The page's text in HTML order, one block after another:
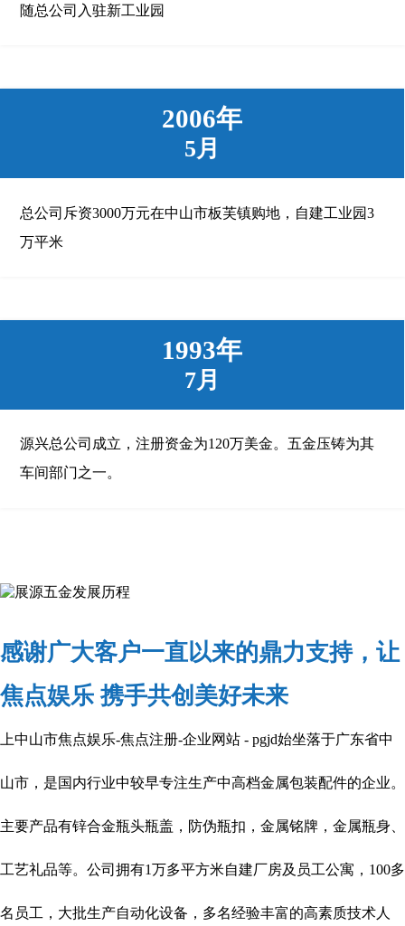
随总公司入驻新工业园
2006年
5月
总公司斥资3000万元在中山市板芙镇购地，自建工业园3
万平米
1993年
7月
源兴总公司成立，注册资金为120万美金。五金压铸为其
车间部门之一。
感谢广大客户一直以来的鼎力支持，让
焦点娱乐 携手共创美好未来
上中山市焦点娱乐-焦点注册-企业网站 - pgjd始坐落于广东省中
山市，是国内行业中较早专注生产中高档金属包装配件的企业。
主要产品有锌合金瓶头瓶盖，防伪瓶扣，金属铭牌，金属瓶身、
工艺礼品等。公司拥有1万多平方米自建厂房及员工公寓，100多
名员工，大批生产自动化设备，多名经验丰富的高素质技术人